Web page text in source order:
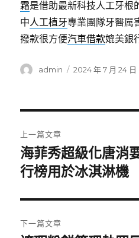
霜是借助最新科技人工牙根
中人工植牙專業團隊牙醫厲
撥款很方便汽車借款媲美銀
作
admin
發
2024 年 7 月 24 日
章
導
覽
上一篇文章
上
一
文
章:
海菲秀超級化唐消
行榜用於冰淇淋機
下一篇文章